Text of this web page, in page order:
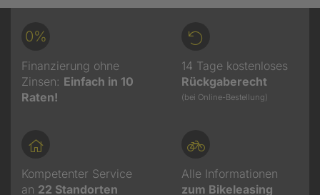
0%
Finanzierung ohne
Zinsen: Einfach in 10
Raten!
14 Tage kostenloses
Rückgaberecht
(bei Online-Bestellung)
Kompetenter Service
an 22 Standorten
Alle Informationen
zum Bikeleasing